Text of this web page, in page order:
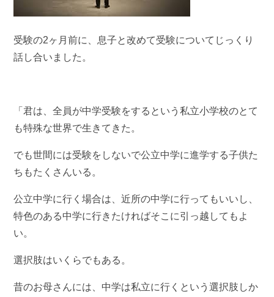
受験の2ヶ月前に、息子と改めて受験についてじっくり
話し合いました。
「君は、全員が中学受験をするという私立小学校のとて
も特殊な世界で生きてきた。
でも世間には受験をしないで公立中学に進学する子供た
ちもたくさんいる。
公立中学に行く場合は、近所の中学に行ってもいいし、
特色のある中学に行きたければそこに引っ越してもよ
い。
選択肢はいくらでもある。
昔のお母さんには、中学は私立に行くという選択肢しか